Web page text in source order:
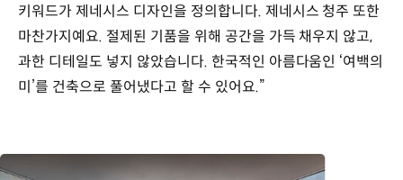
키워드가 제네시스 디자인을 정의합니다. 제네시스 청주 또한
마찬가지예요. 절제된 기품을 위해 공간을 가득 채우지 않고,
과한 디테일도 넣지 않았습니다. 한국적인 아름다움인 ‘여백의
미’를 건축으로 풀어냈다고 할 수 있어요.”